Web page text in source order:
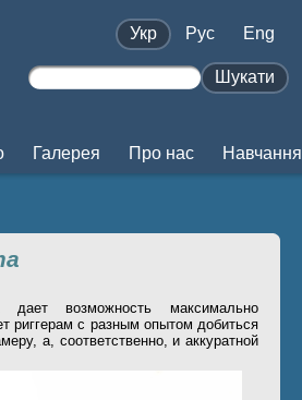
Укр
Pус Eng
Шукати
Галерея Про нас Навчання
дает возможность максимально
риггерам с разным опытом добиться
а, соответственно, и аккуратной